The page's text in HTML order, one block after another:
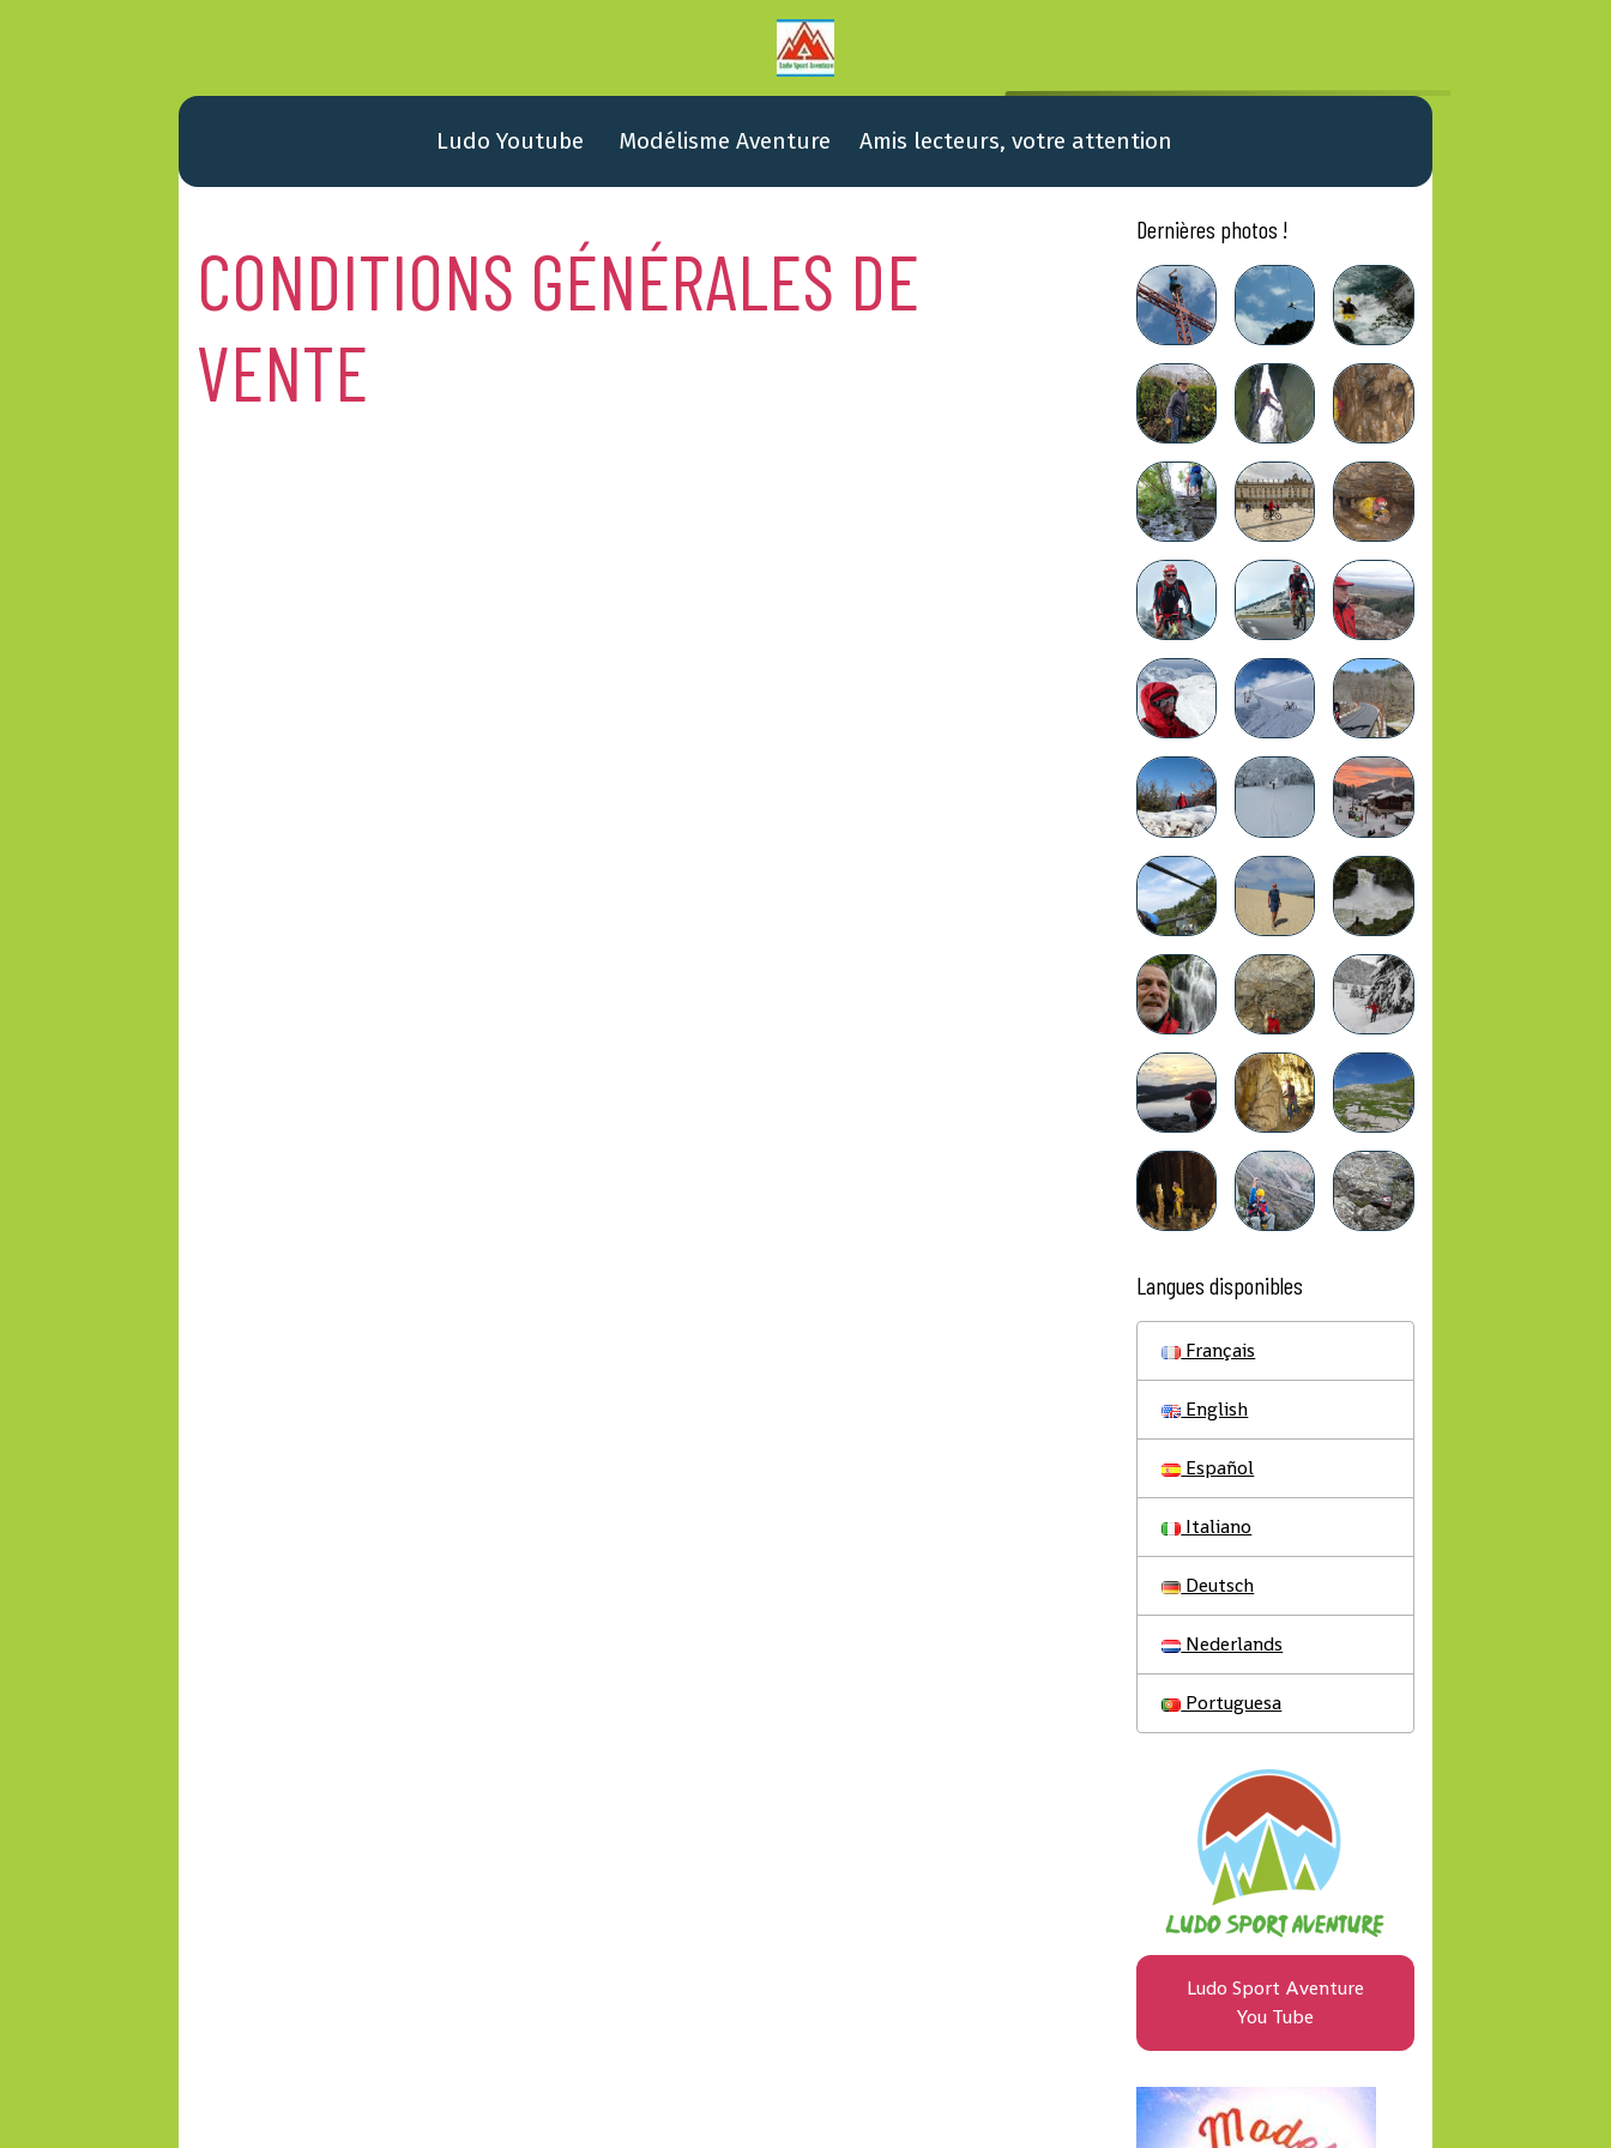
Ludo Youtube Modélisme Aventure Amis lecteurs, votre attention
CONDITIONS GÉNÉRALES DE
VENTE
Dernières photos !
Langues disponibles
Français
English
Español
Italiano
Deutsch
Nederlands
Portuguesa
Ludo Sport Aventure
You Tube